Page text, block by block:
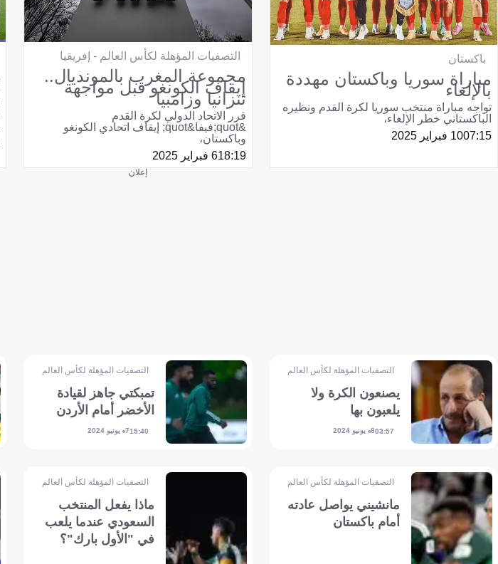
باكستان
مباراة سوريا وباكستان مهددة
بالإلغاء
تواجه مباراة منتخب سوريا لكرة القدم ونظيره
الباكستاني خطر الإلغاء،
07:1510 فبراير 2025
التصفيات المؤهلة لكأس العالم - إفريقيا
مجموعة المغرب بالمونديال..
إيقاف الكونغو قبل مواجهة
تنزانيا وزامبيا
قرر الاتحاد الدولي لكرة القدم
&quot;فيفا&quot; إيقاف اتحادي الكونغو
وباكستان،
18:196 فبراير 2025
إعلان
التصفيات المؤهلة لكأس العالم - آسيا
يصنعون الكرة ولا
يلعبون بها
03:578 يونيو 2024
التصفيات المؤهلة لكأس العالم - آسيا
تمبكتي جاهز لقيادة
الأخضر أمام الأردن
15:407 يونيو 2024
التصفيات المؤهلة لكأس العالم - آسيا
مانشيني يواصل عادته
أمام باكستان
التصفيات المؤهلة لكأس العالم - آسيا
ماذا يفعل المنتخب
السعودي عندما يلعب
في "الأول بارك"؟